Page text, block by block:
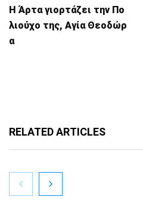
Η Άρτα γιορτάζει την Πο
λιούχο της, Αγία Θεοδώρ
α
RELATED ARTICLES